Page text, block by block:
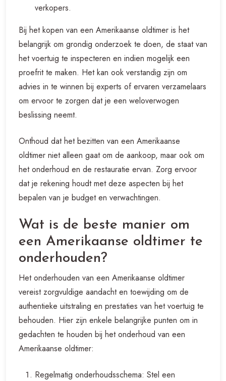
verkopers.
Bij het kopen van een Amerikaanse oldtimer is het
belangrijk om grondig onderzoek te doen, de staat van
het voertuig te inspecteren en indien mogelijk een
proefrit te maken. Het kan ook verstandig zijn om
advies in te winnen bij experts of ervaren verzamelaars
om ervoor te zorgen dat je een weloverwogen
beslissing neemt.
Onthoud dat het bezitten van een Amerikaanse
oldtimer niet alleen gaat om de aankoop, maar ook om
het onderhoud en de restauratie ervan. Zorg ervoor
dat je rekening houdt met deze aspecten bij het
bepalen van je budget en verwachtingen.
Wat is de beste manier om
een Amerikaanse oldtimer te
onderhouden?
Het onderhouden van een Amerikaanse oldtimer
vereist zorgvuldige aandacht en toewijding om de
authentieke uitstraling en prestaties van het voertuig te
behouden. Hier zijn enkele belangrijke punten om in
gedachten te houden bij het onderhoud van een
Amerikaanse oldtimer:
Regelmatig onderhoudsschema: Stel een